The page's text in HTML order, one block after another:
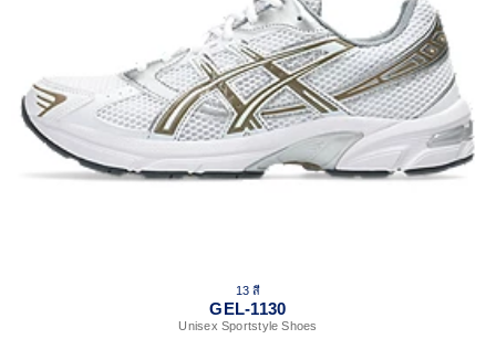
13 สี
GEL-1130
Unisex Sportstyle Shoes